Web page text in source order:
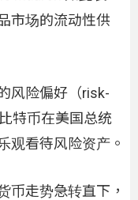
市场的流动性供
风险偏好（risk-
特币在美国总统
观看待风险资产。
币走势急转直下，